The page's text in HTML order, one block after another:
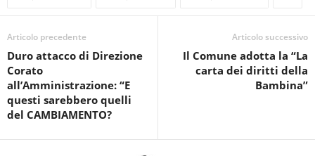
Articolo precedente
Duro attacco di Direzione
Corato
all’Amministrazione: “E
questi sarebbero quelli
del CAMBIAMENTO?
Articolo successivo
Il Comune adotta la “La
carta dei diritti della
Bambina”